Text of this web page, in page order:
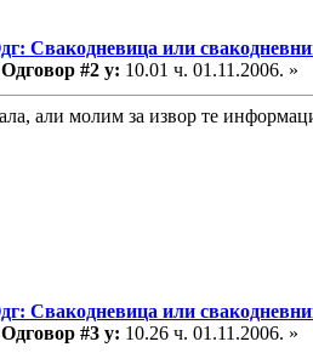
Свакодневица или
Одговор #2 у: 10.01 ч. 01.11.2006. »
али молим за извор те
Свакодневица или
Одговор #3 у: 10.26 ч. 01.11.2006. »